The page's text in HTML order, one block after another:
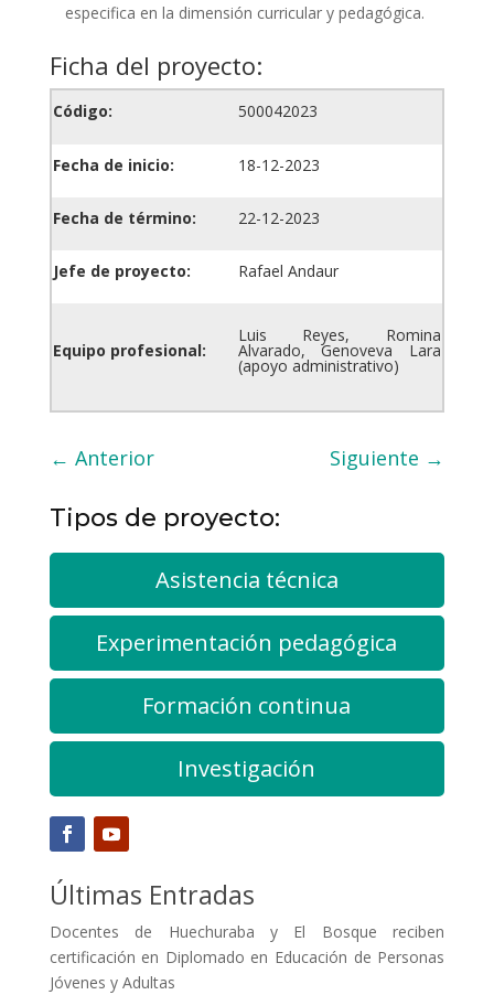
especifica en la dimensión curricular y pedagógica.
Ficha del proyecto:
Código: 500042023
Fecha de inicio: 18-12-2023
Fecha de término: 22-12-2023
Jefe de proyecto: Rafael Andaur
Equipo profesional:
Luis Reyes, Romina
Alvarado, Genoveva Lara
(apoyo administrativo)
← Anterior Siguiente →
Tipos de proyecto:
Asistencia técnica
Experimentación pedagógica
Formación continua
Investigación
Últimas Entradas
Docentes de Huechuraba y El Bosque reciben
certificación en Diplomado en Educación de Personas
Jóvenes y Adultas